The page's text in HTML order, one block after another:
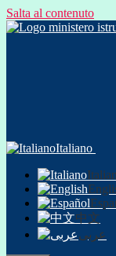
Salta al contenuto
Italiano
中文
عربى